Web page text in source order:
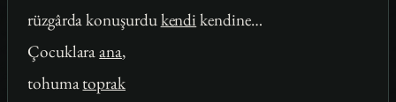
rüzgârda konuşurdukendi kendine…
Çocuklaraana,
tohumatoprak